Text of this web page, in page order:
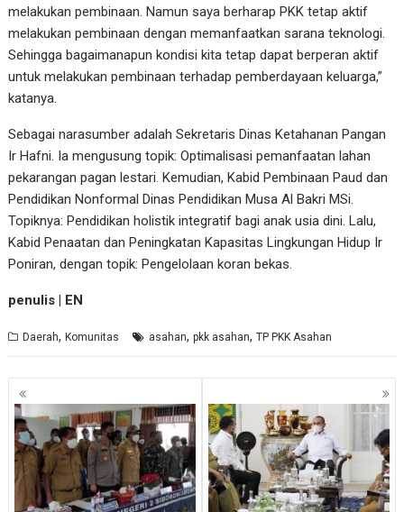
melakukan pembinaan. Namun saya berharap PKK tetap aktif
melakukan pembinaan dengan memanfaatkan sarana teknologi.
Sehingga bagaimanapun kondisi kita tetap dapat berperan aktif
untuk melakukan pembinaan terhadap pemberdayaan keluarga,”
katanya.
Sebagai narasumber adalah Sekretaris Dinas Ketahanan Pangan
Ir Hafni. Ia mengusung topik: Optimalisasi pemanfaatan lahan
pekarangan pagan lestari. Kemudian, Kabid Pembinaan Paud dan
Pendidikan Nonformal Dinas Pendidikan Musa Al Bakri MSi.
Topiknya: Pendidikan holistik integratif bagi anak usia dini. Lalu,
Kabid Penaatan dan Peningkatan Kapasitas Lingkungan Hidup Ir
Poniran, dengan topik: Pengelolaan koran bekas.
penulis | EN
Daerah,Komunitas asahan,pkk asahan,TP PKK Asahan
Navigasi
pos